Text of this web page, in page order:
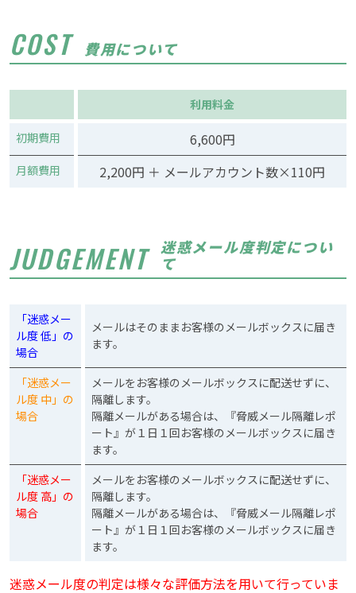
COST 費用について
利用料金
初期費用 6,600円
月額費用 2,200円 ＋ メールアカウント数×110円
JUDGEMENT
迷惑メール度判定につい
て
「迷惑メー
ル度 低」の
場合
メールはそのままお客様のメールボックスに届き
ます。
「迷惑メー
ル度 中」の
場合
メールをお客様のメールボックスに配送せずに、
隔離します。
隔離メールがある場合は、『脅威メール隔離レポ
ート』が１日１回お客様のメールボックスに届き
ます。
「迷惑メー
ル度 高」の
場合
メールをお客様のメールボックスに配送せずに、
隔離します。
隔離メールがある場合は、『脅威メール隔離レポ
ート』が１日１回お客様のメールボックスに届き
ます。
迷惑メール度の判定は様々な評価方法を用いて行っていま